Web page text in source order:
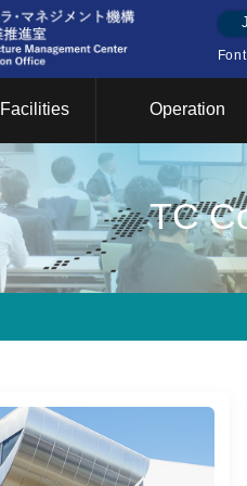
About
Office
Office
and MEMS
Division
Facility
Shared Facilities Search
Operation
液体窒素(大岡山)
液体窒素(すず
台)
Events
2026年 2025年 2024年
TC